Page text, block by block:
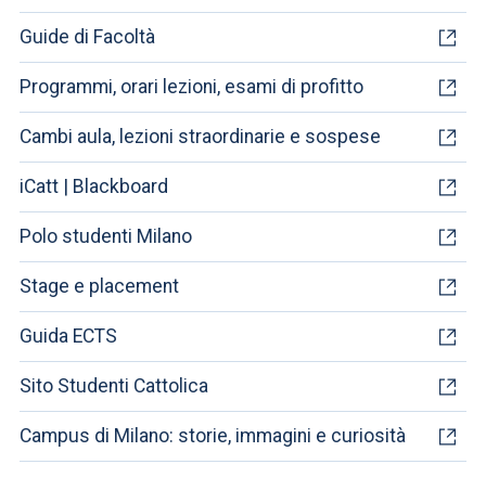
Guide di Facoltà
Programmi, orari lezioni, esami di profitto
Cambi aula, lezioni straordinarie e sospese
iCatt | Blackboard
Polo studenti Milano
Stage e placement
Guida ECTS
Sito Studenti Cattolica
Campus di Milano: storie, immagini e curiosità